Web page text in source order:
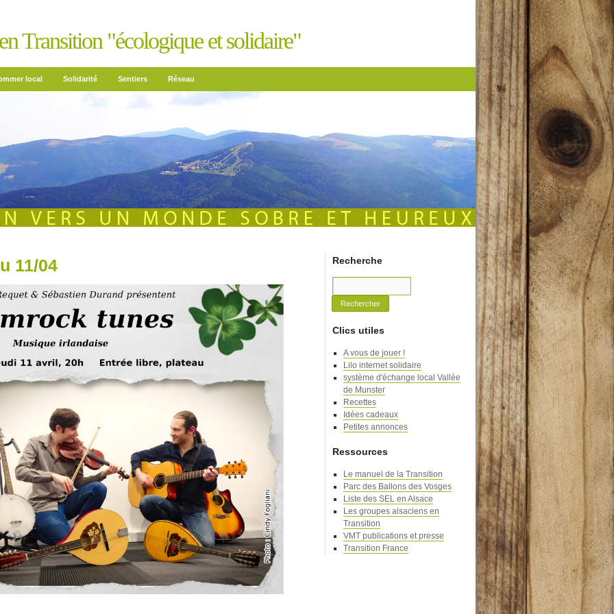
Transition "écologique et solidaire"
local Solidarité Sentiers Réseau
11/04 Recherche
Clics utiles
A vous de jouer !
Lilo internet solidaire
système d'échange local Vallée
de Munster
Recettes
Idées cadeaux
Petites annonces
Ressources
Le manuel de la Transition
Parc des Ballons des Vosges
Liste des SEL en Alsace
Les groupes alsaciens en
Transition
VMT publications et presse
Transition France